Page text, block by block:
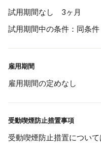
試用期間なし 3ヶ月
試用期間中の条件：同条件
雇用期間
雇用期間の定めなし
受動喫煙防止措置事項
受動喫煙防止措置につい